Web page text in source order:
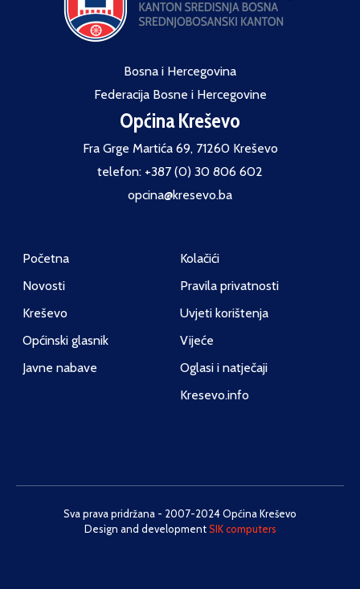
Bosna i Hercegovina
Federacija Bosne i Hercegovine
Općina Kreševo
Fra Grge Martića 69, 71260 Kreševo
telefon: +387 (0) 30 806 602
opcina@kresevo.ba
Početna
Novosti
Kreševo
Općinski glasnik
Javne nabave
Kolačići
Pravila privatnosti
Uvjeti korištenja
Vijeće
Oglasi i natječaji
Kresevo.info
Sva prava pridržana - 2007-2024 Općina Kreševo
Design and developmentSIK computers